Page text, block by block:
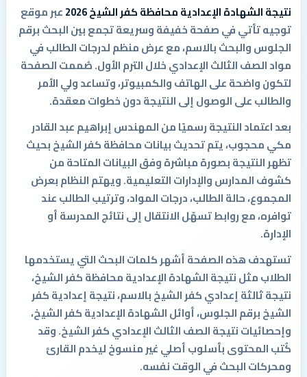
نتيجة الشهادة الإعدادية محافظة كفر الشيخ 2026
عبر موقع
توجيه تأتي في صفحة خفيفة وسريعة تجمع بين البحث برقم
الجلوس والبحث بالاسم، مع عرض منظم لدرجات الطالب في
مواد الصف الثالث الإعدادي خلال الترم الأول. صُممت الصفحة
لتكون واضحة على الهاتف والكمبيوتر، وتساعد ولي الأمر
والطالب على الوصول إلى النتيجة دون خطوات معقدة.
بعد اعتماد النتيجة رسميًا من المهندس إبراهيم عبد القادر
مكي محجوب، يتم تحديث بيانات محافظة كفر الشيخ بحيث
تظهر النتيجة بصورة مباشرة وفق البيانات المتاحة من
كشوف المدارس والإدارات التعليمية. ويهتم النظام بعرض
المجموع، حالة الطالب، درجات المواد، وترتيب الطالب عند
توافره، مع روابط تسهّل الانتقال إلى نتائج المدرسة أو
الإدارة.
تستهدف هذه الصفحة أشهر كلمات البحث التي يستخدمها
الطلاب مثل نتيجة الشهادة الإعدادية محافظة كفر الشيخ،
نتيجة ثالثة إعدادي كفر الشيخ بالاسم، نتيجة إعدادية كفر
الشيخ برقم الجلوس، أوائل الشهادة الإعدادية كفر الشيخ،
وإحصائيات نتيجة الصف الثالث الإعدادي كفر الشيخ. وقد
كُتب المحتوى بأسلوب أصلي غير منسوخ ليخدم القارئ
ومحركات البحث في الوقت نفسه.